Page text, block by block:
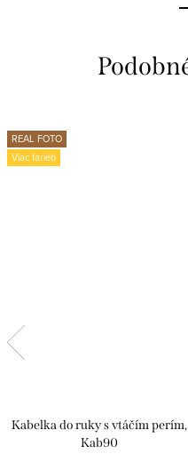
REAL FOTO
Viac farieb
Kabelka do ruky s vtáčím perím,
Kab90